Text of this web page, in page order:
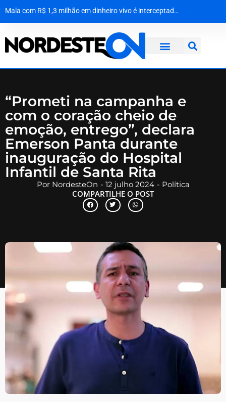
Mala com R$ 1,3 milhão em dinheiro vivo é interceptada na Bahia a caminho de Maceió
A força da solidariedade: garoto vítima de tubarão no Grande Recife dá os primeiros passos com prótese
Sanfoneiro Waldonys escapa ileso de forte acidente em Fortaleza
Esquema de agiotagem e extorsão no norte da Bahia movimentou R$ 10 milhões e usava até conta de adolescente
“Prometi na campanha e
com o coração cheio de
emoção, entrego”, declara
Emerson Panta durante
inauguração do Hospital
Infantil de Santa Rita
PorNordesteOn - 12 julho 2024 - Política
COMPARTILHE O POST